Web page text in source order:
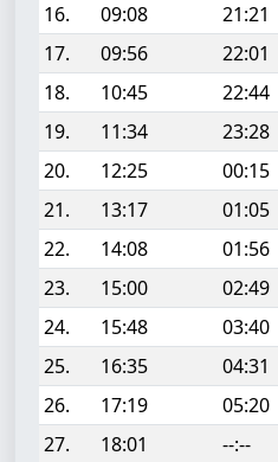
16.
09:08 21:21
17.
09:56 22:01
18.
10:45 22:44
19.
11:34 23:28
20.
12:25 00:15
21.
13:17 01:05
22.
14:08 01:56
23.
15:00 02:49
24.
15:48 03:40
25.
16:35 04:31
26.
17:19 05:20
27.
18:01 --:--